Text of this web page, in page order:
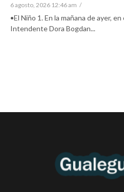
6 agosto, 2026 12:46 am /
•El Niño 1. En la mañana de ayer,
Intendente Dora Bogdan...